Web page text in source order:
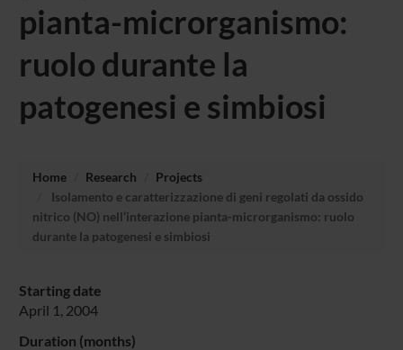
pianta-microrganismo:
ruolo durante la
patogenesi e simbiosi
Home Research
Projects
Isolamento e caratterizzazione di geni regolati da ossido
nitrico (NO) nell’interazione pianta-microrganismo: ruolo
durante la patogenesi e simbiosi
Starting date
April 1, 2004
Duration (months)